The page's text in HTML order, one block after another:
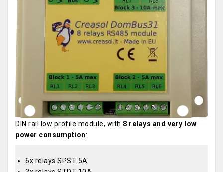
DIN rail low profile module, with 8 relays and very low
power consumption:
6x relays SPST 5A